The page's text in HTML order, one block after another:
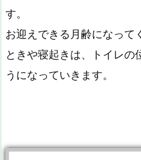
す。
お迎えできる月齢になって
ときや寝起きは、トイレの
うになっていきます。